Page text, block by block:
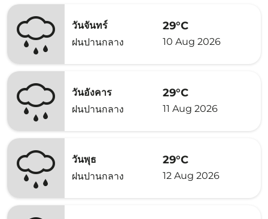
วันจันทร์
ฝนปานกลาง
29°C
10 Aug 2026
วันอังคาร
ฝนปานกลาง
29°C
11 Aug 2026
วันพุธ
ฝนปานกลาง
29°C
12 Aug 2026